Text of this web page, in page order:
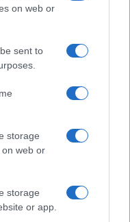
on web or
sent to
storage
web or
storage
or app.